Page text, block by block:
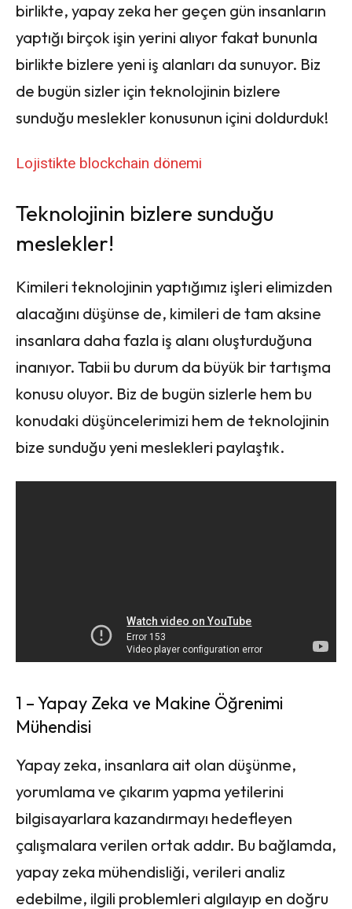
birlikte, yapay zeka her geçen gün insanların
yaptığı birçok işin yerini alıyor fakat bununla
birlikte bizlere yeni iş alanları da sunuyor. Biz
de bugün sizler için teknolojinin bizlere
sunduğu meslekler konusunun içini doldurduk!
Lojistikte blockchain dönemi
Teknolojinin bizlere sunduğu
meslekler!
Kimileri teknolojinin yaptığımız işleri elimizden
alacağını düşünse de, kimileri de tam aksine
insanlara daha fazla iş alanı oluşturduğuna
inanıyor. Tabii bu durum da büyük bir tartışma
konusu oluyor. Biz de bugün sizlerle hem bu
konudaki düşüncelerimizi hem de teknolojinin
bize sunduğu yeni meslekleri paylaştık.
1 – Yapay Zeka ve Makine Öğrenimi
Mühendisi
Yapay zeka, insanlara ait olan düşünme,
yorumlama ve çıkarım yapma yetilerini
bilgisayarlara kazandırmayı hedefleyen
çalışmalara verilen ortak addır. Bu bağlamda,
yapay zeka mühendisliği, verileri analiz
edebilme, ilgili problemleri algılayıp en doğru